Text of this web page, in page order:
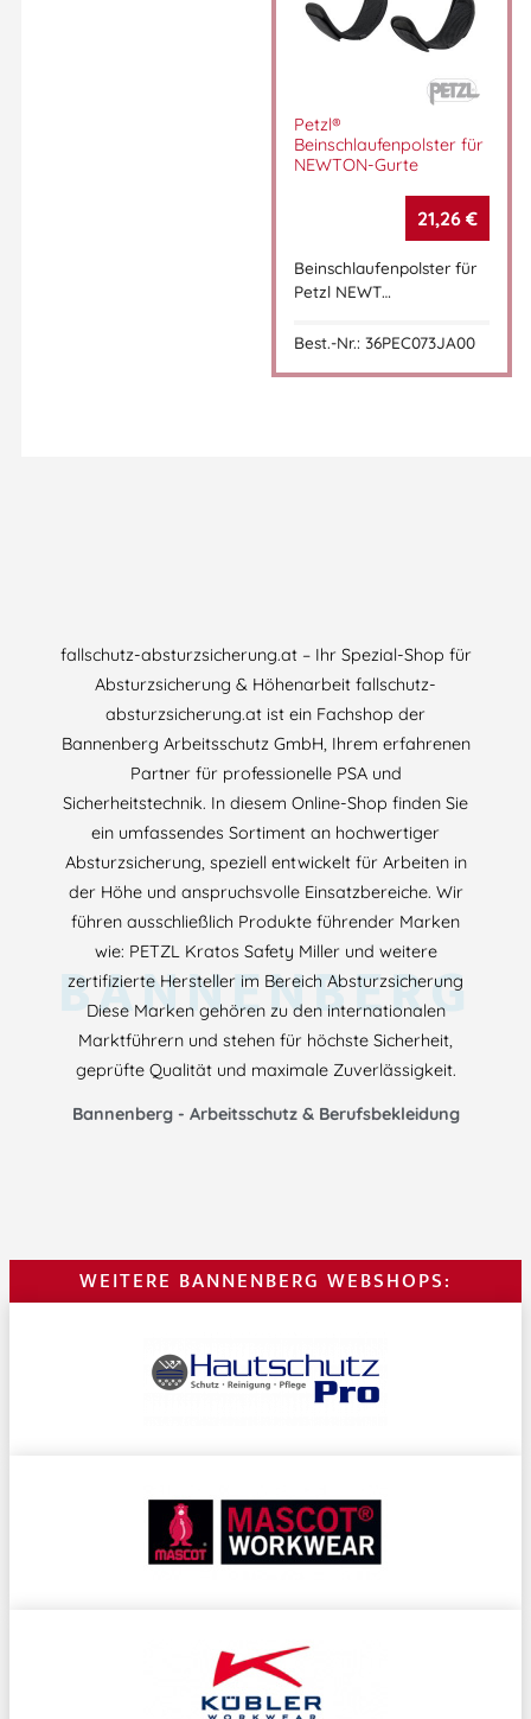
Petzl®
Beinschlaufenpolster für
NEWTON-Gurte
21,26 €
Beinschlaufenpolster für
Petzl NEWT…
Best.-Nr.: 36PEC073JA00
fallschutz-absturzsicherung.at – Ihr Spezial-Shop für
Absturzsicherung & Höhenarbeit fallschutz-
absturzsicherung.at ist ein Fachshop der
Bannenberg Arbeitsschutz GmbH, Ihrem erfahrenen
Partner für professionelle PSA und
Sicherheitstechnik. In diesem Online-Shop finden Sie
ein umfassendes Sortiment an hochwertiger
Absturzsicherung, speziell entwickelt für Arbeiten in
der Höhe und anspruchsvolle Einsatzbereiche. Wir
führen ausschließlich Produkte führender Marken
wie: PETZL Kratos Safety Miller und weitere
zertifizierte Hersteller im Bereich Absturzsicherung
Diese Marken gehören zu den internationalen
Marktführern und stehen für höchste Sicherheit,
geprüfte Qualität und maximale Zuverlässigkeit.
Bannenberg - Arbeitsschutz & Berufsbekleidung
BANNENBERG
WEITERE BANNENBERG WEBSHOPS: